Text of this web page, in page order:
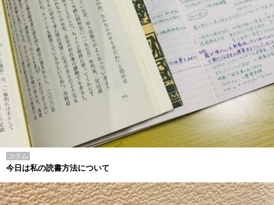
コラム
今日は私の読書方法について